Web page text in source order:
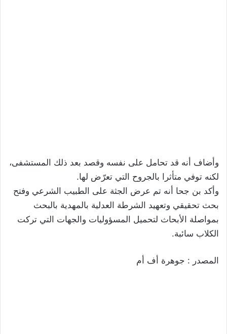
وأضاف أنه قد تحامل على نفسه وقصد بعد ذلك المستشفى،
لكنه توفي متأثرا بالجروح التي تعرّض لها.
وأكد بن جحا أنه تم عرض الجثة على الطبيب الشرعي وفتح
بحث تحقيقي وتعهيد الشرطة العدلية بالمهدية بالبحث
بمواصلة الأبحاث لتحميل المسؤوليات والجهات التي تركت
الكلاب سائبة.
المصدر : جوهرة أف أم